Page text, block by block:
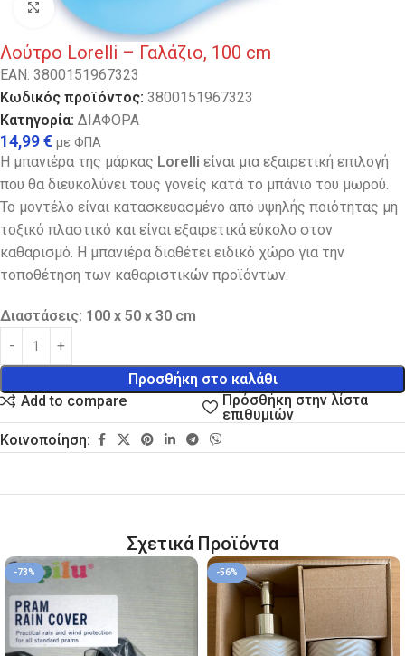
Κλικ για μεγέθυνση
Λούτρο Lorelli – Γαλάζιο, 100 cm
EAN: 3800151967323
Κωδικός προϊόντος: 3800151967323
Κατηγορία: ΔΙΑΦΟΡΑ
14,99€ με ΦΠΑ
Η μπανιέρα της μάρκας Lorelli είναι μια εξαιρετική επιλογή
που θα διευκολύνει τους γονείς κατά το μπάνιο του μωρού.
Το μοντέλο είναι κατασκευασμένο από υψηλής ποιότητας μη
τοξικό πλαστικό και είναι εξαιρετικά εύκολο στον
καθαρισμό. Η μπανιέρα διαθέτει ειδικό χώρο για την
τοποθέτηση των καθαριστικών προϊόντων.
Διαστάσεις: 100 x 50 x 30 cm
Προσθήκη στο καλάθι
Add to compare
Πρόσθήκη στην λίστα
επιθυμιών
Κοινοποίηση:
Σχετικά Προϊόντα
-73% -56%